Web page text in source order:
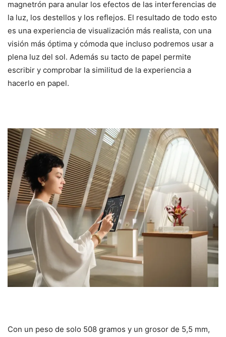
magnetrón para anular los efectos de las interferencias de
la luz, los destellos y los reflejos. El resultado de todo esto
es una experiencia de visualización más realista, con una
visión más óptima y cómoda que incluso podremos usar a
plena luz del sol. Además su tacto de papel permite
escribir y comprobar la similitud de la experiencia a
hacerlo en papel.
Con un peso de solo 508 gramos y un grosor de 5,5 mm,